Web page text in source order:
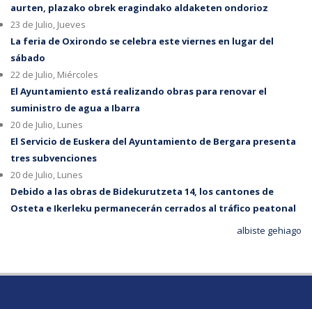
aurten, plazako obrek eragindako aldaketen ondorioz
23 de Julio, Jueves
La feria de Oxirondo se celebra este viernes en lugar del
sábado
22 de Julio, Miércoles
El Ayuntamiento está realizando obras para renovar el
suministro de agua a Ibarra
20 de Julio, Lunes
El Servicio de Euskera del Ayuntamiento de Bergara presenta
tres subvenciones
20 de Julio, Lunes
Debido a las obras de Bidekurutzeta 14, los cantones de
Osteta e Ikerleku permanecerán cerrados al tráfico peatonal
albiste gehiago